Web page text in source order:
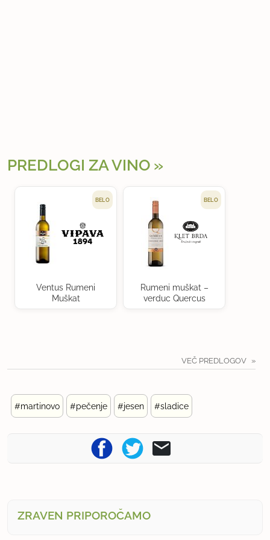
PREDLOGI ZA VINO
BELO
Ventus Rumeni
Muškat
BELO
Rumeni muškat –
verduc Quercus
VEČ PREDLOGOV
#martinovo #pečenje #jesen #sladice
ZRAVEN PRIPOROČAMO